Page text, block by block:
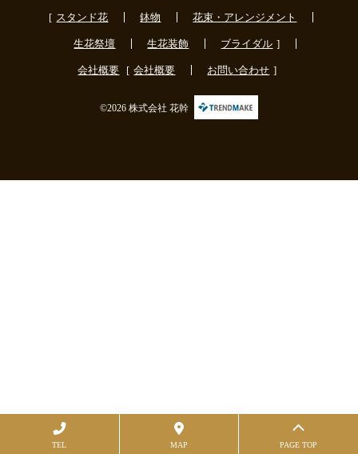
スタンド花 鉢物 花束・アレンジメント
生花祭壇 生花装飾 ブライダル
会社概要 会社概要 お問い合わせ
©2026 株式会社 花幹
TEL MAP PAGE TOP